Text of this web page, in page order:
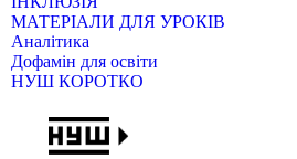
МАТЕРІАЛИ ДЛЯ УРОКІВ
Аналітика
Дофамін для освіти
НУШ КОРОТКО